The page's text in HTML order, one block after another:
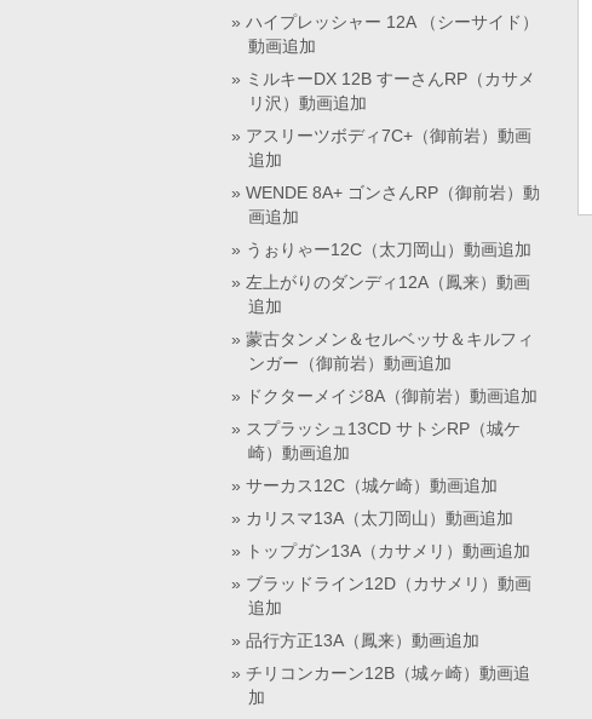
ハイプレッシャー 12A （シーサイド）
動画追加
ミルキーDX 12B すーさんRP（カサメ
リ沢）動画追加
アスリーツボディ7C+（御前岩）動画
追加
WENDE 8A+ ゴンさんRP（御前岩）動
画追加
うぉりゃー12C（太刀岡山）動画追加
左上がりのダンディ12A（鳳来）動画
追加
蒙古タンメン＆セルベッサ＆キルフィ
ンガー（御前岩）動画追加
ドクターメイジ8A（御前岩）動画追加
スプラッシュ13CD サトシRP（城ケ
崎）動画追加
サーカス12C（城ケ崎）動画追加
カリスマ13A（太刀岡山）動画追加
トップガン13A（カサメリ）動画追加
ブラッドライン12D（カサメリ）動画
追加
品行方正13A（鳳来）動画追加
チリコンカーン12B（城ヶ崎）動画追
加